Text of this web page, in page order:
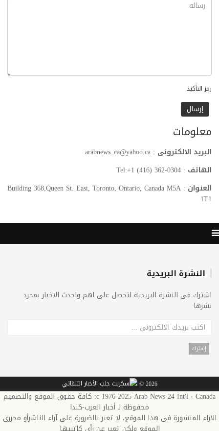
رمز التأكيد
معلومات
البريد الالكترونى : arabnews_ca@yahoo.ca
الهاتف : Tel:+1 (416) 362-0304
العنوان : Building 368,Queen St. East, Toronto, Ontario, Canada M5A
1T1
النشرة البريدية
اشترك فى النشرة البريدية لتحصل على اهم واحدث الاخبار بمجرد
نشرها
2026 ©
c 1976-2025 Arab News 24 Int'l - Canada: كافة حقوق الموقع والتصميم
محفوظة لـ أخبار العرب-كندا
الآراء المنشورة في هذا الموقع، لا تعبر بالضرورة علي آراء الناشرأو محرري